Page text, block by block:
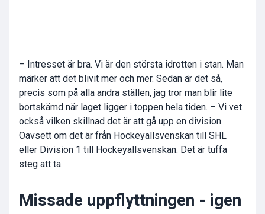
– Intresset är bra. Vi är den största idrotten i stan. Man
märker att det blivit mer och mer. Sedan är det så,
precis som på alla andra ställen, jag tror man blir lite
bortskämd när laget ligger i toppen hela tiden. – Vi vet
också vilken skillnad det är att gå upp en division.
Oavsett om det är från Hockeyallsvenskan till SHL
eller Division 1 till Hockeyallsvenskan. Det är tuffa
steg att ta.
Missade uppflyttningen - igen